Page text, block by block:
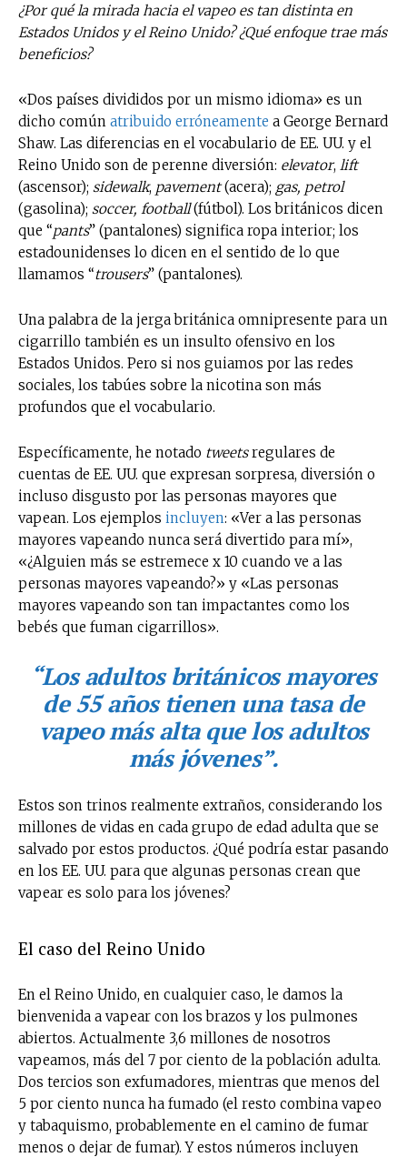
¿Por qué la mirada hacia el vapeo es tan distinta en
Estados Unidos y el Reino Unido? ¿Qué enfoque trae más
beneficios?
«Dos países divididos por un mismo idioma» es un
dicho común atribuido erróneamente a George Bernard
Shaw. Las diferencias en el vocabulario de EE. UU. y el
Reino Unido son de perenne diversión: elevator, lift
(ascensor); sidewalk, pavement(acera); gas, petrol
(gasolina); soccer, football(fútbol). Los británicos dicen
que “pants” (pantalones) significa ropa interior; los
estadounidenses lo dicen en el sentido de lo que
llamamos “trousers” (pantalones).
Una palabra de la jerga británica omnipresente para un
cigarrillo también es un insulto ofensivo en los
Estados Unidos. Pero si nos guiamos por las redes
sociales, los tabúes sobre la nicotina son más
profundos que el vocabulario.
Específicamente, he notado tweetsregulares de
cuentas de EE. UU. que expresan sorpresa, diversión o
incluso disgusto por las personas mayores que
vapean. Los ejemplos incluyen: «Ver a las personas
mayores vapeando nunca será divertido para mí»,
«¿Alguien más se estremece x 10 cuando ve a las
personas mayores vapeando?» y «Las personas
mayores vapeando son tan impactantes como los
bebés que fuman cigarrillos».
“Los adultos británicos mayores
de 55 años tienen una tasa de
vapeo más alta que los adultos
más jóvenes”.
Estos son trinos realmente extraños, considerando los
millones de vidas en cada grupo de edad adulta que se
salvado por estos productos. ¿Qué podría estar pasando
en los EE. UU. para que algunas personas crean que
vapear es solo para los jóvenes?
El caso del Reino Unido
En el Reino Unido, en cualquier caso, le damos la
bienvenida a vapear con los brazos y los pulmones
abiertos. Actualmente 3,6 millones de nosotros
vapeamos, más del 7 por ciento de la población adulta.
Dos tercios son exfumadores, mientras que menos del
5 por ciento nunca ha fumado (el resto combina vapeo
y tabaquismo, probablemente en el camino de fumar
menos o dejar de fumar). Y estos números incluyen